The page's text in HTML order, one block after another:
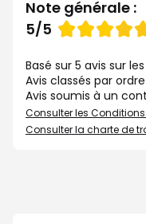
Note générale :
Note
5/5
Basé sur 5 avis sur
Avis classés par
Avis soumis à un
Consulter les
Consulter la charte de